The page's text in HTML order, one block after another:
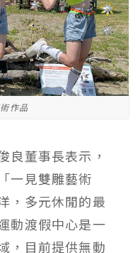
作品
良董事長表示，
一見雙雕藝術
，多元休閒的最
動渡假中心是一
，目前提供無動